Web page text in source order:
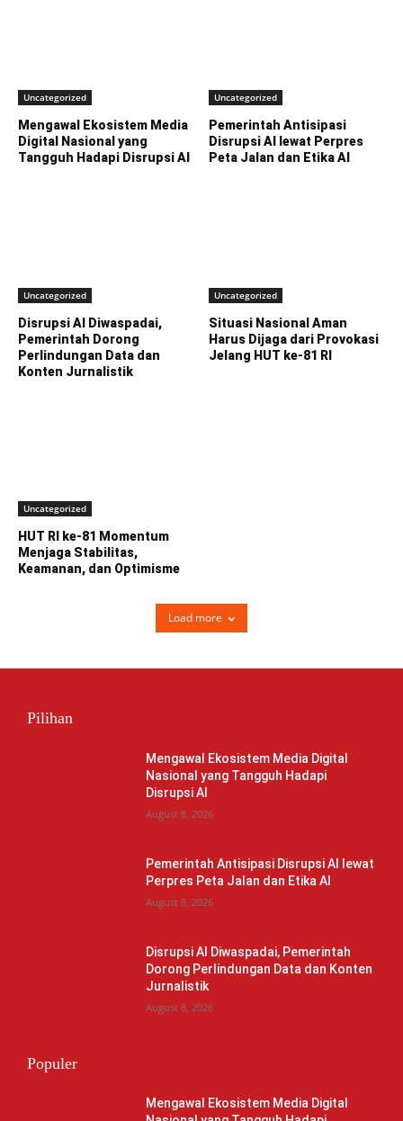
Uncategorized
Mengawal Ekosistem Media
Digital Nasional yang
Tangguh Hadapi Disrupsi AI
Uncategorized
Pemerintah Antisipasi
Disrupsi AI lewat Perpres
Peta Jalan dan Etika AI
Uncategorized
Disrupsi AI Diwaspadai,
Pemerintah Dorong
Perlindungan Data dan
Konten Jurnalistik
Uncategorized
Situasi Nasional Aman
Harus Dijaga dari Provokasi
Jelang HUT ke-81 RI
Uncategorized
HUT RI ke-81 Momentum
Menjaga Stabilitas,
Keamanan, dan Optimisme
Load more
Pilihan
Mengawal Ekosistem Media Digital
Nasional yang Tangguh Hadapi
Disrupsi AI
August 8, 2026
Pemerintah Antisipasi Disrupsi AI lewat
Perpres Peta Jalan dan Etika AI
August 8, 2026
Disrupsi AI Diwaspadai, Pemerintah
Dorong Perlindungan Data dan Konten
Jurnalistik
August 8, 2026
Populer
Mengawal Ekosistem Media Digital